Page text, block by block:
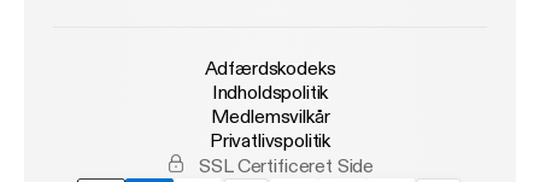
Adfærdskodeks
Indholdspolitik
Medlemsvilkår
Privatlivspolitik
SSL Certificeret Side